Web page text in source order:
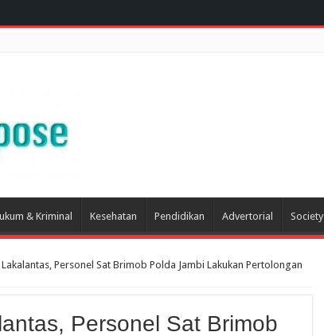
& Kriminal Kesehatan Pendidikan Advertorial Society
Personel Sat Brimob Polda Jambi Lakukan Pertolongan
Personel Sat Brimob